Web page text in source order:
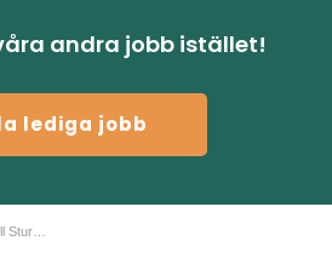
andra jobb istället!
lediga jobb